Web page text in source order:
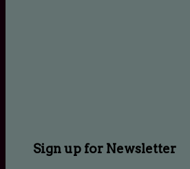
Sign up for Newsletter